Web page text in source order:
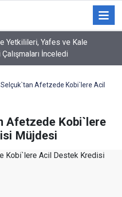
Yetkilileri, Yafes ve Kale
İnceledi
Afetzede Kobi`lere Acil
Afetzede Kobi`lere
Müjdesi